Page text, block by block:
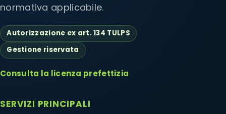
normativa applicabile.
Autorizzazione ex art. 134 TULPS
Gestione riservata
Consulta la licenza prefettizia
SERVIZI PRINCIPALI